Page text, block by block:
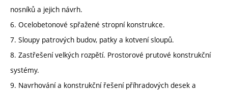
nosníků a jejich návrh.
6. Ocelobetonové spřažené stropní konstrukce.
7. Sloupy patrových budov, patky a kotvení sloupů.
8. Zastřešení velkých rozpětí. Prostorové prutové konstrukční
systémy.
9. Navrhování a konstrukční řešení příhradových desek a